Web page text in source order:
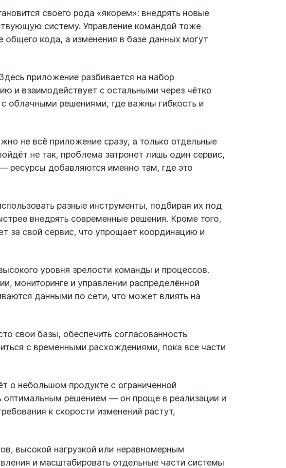
своего рода «якорем»: внедрять новые
систему. Управление командой тоже
кода, а изменения в базе данных могут
приложение разбивается на набор
и взаимодействует с остальными через чётко
облачными решениями, где важны гибкость и
не всё приложение сразу, а только отдельные
не так, проблема затронет лишь один сервис,
ресурсы добавляются именно там, где это
разные инструменты, подбирая их под
внедрять современные решения. Кроме того,
за свой сервис, что упрощает координацию и
уровня зрелости команды и процессов.
мониторинге и управлении распределённой
данными по сети, что может влиять на
свои базы, обеспечить согласованность
с временными расхождениями, пока все части
о небольшом продукте с ограниченной
решением — он проще в реализации и
к скорости изменений растут,
высокой нагрузкой или неравномерным
и масштабировать отдельные части системы